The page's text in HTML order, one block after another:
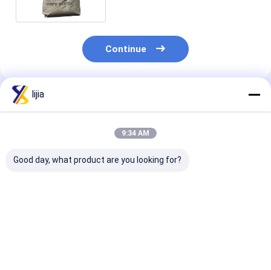
Continue
Produtos Recomendados
lijia
9:34 AM
Good day, what product are you looking for?